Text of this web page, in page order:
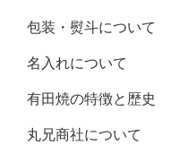
包装・熨斗について
名入れについて
有田焼の特徴と歴史
丸兄商社について